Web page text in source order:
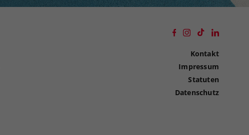
Kontakt
Impressum
Statuten
Datenschutz